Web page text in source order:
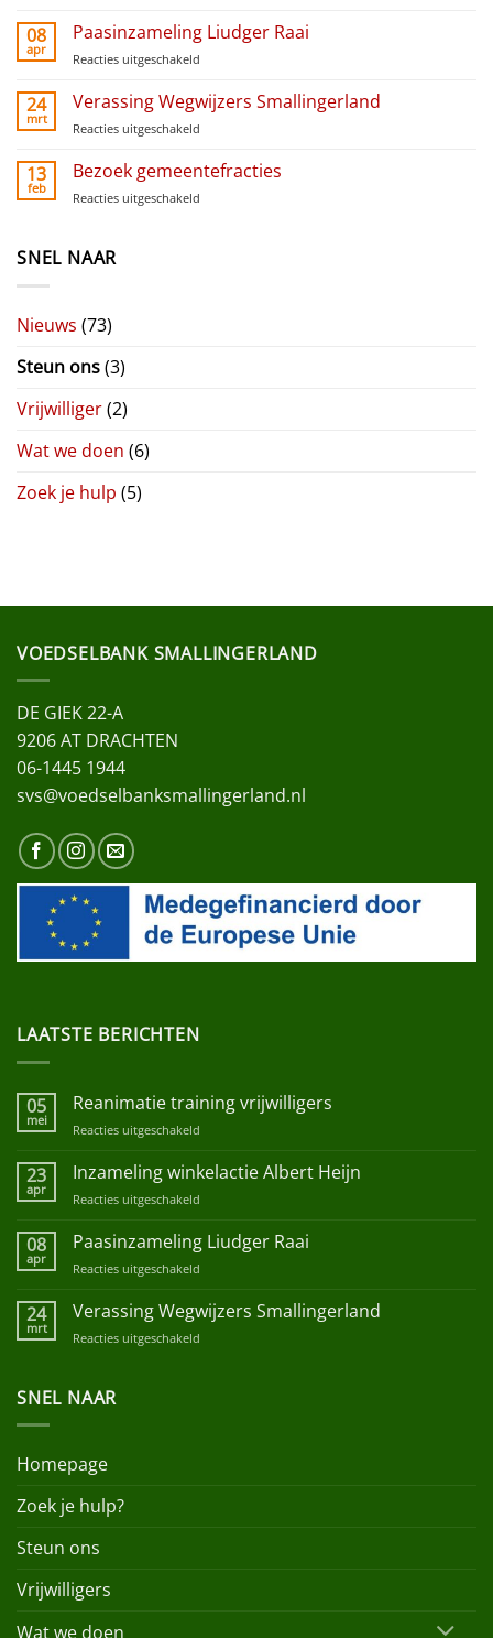
winkelactie
Albert
08
apr
Paasinzameling Liudger Raai
Reacties uitgeschakeld
Liudger
Raai
24
mrt
Verassing Wegwijzers Smallingerland
Reacties uitgeschakeld
Wegwijzers
13
feb
Bezoek gemeentefracties
Reacties uitgeschakeld
SNEL NAAR
Nieuws (73)
Steun ons(3)
Vrijwilliger(2)
Wat we doen (6)
Zoek je hulp (5)
VOEDSELBANK SMALLINGERLAND
DE GIEK 22-A
9206 AT DRACHTEN
06-1445 1944
svs@voedselbanksmallingerland.nl
LAATSTE BERICHTEN
05
mei
Reanimatie training vrijwilligers
Reacties uitgeschakeld
training
23
apr
Inzameling winkelactie Albert Heijn
Reacties uitgeschakeld
winkelactie
Albert
08
apr
Paasinzameling Liudger Raai
Reacties uitgeschakeld
Liudger
Raai
24
mrt
Verassing Wegwijzers Smallingerland
Reacties uitgeschakeld
SNEL NAAR
Homepage
Zoek je hulp?
Steun ons
Vrijwilligers
Wat we doen